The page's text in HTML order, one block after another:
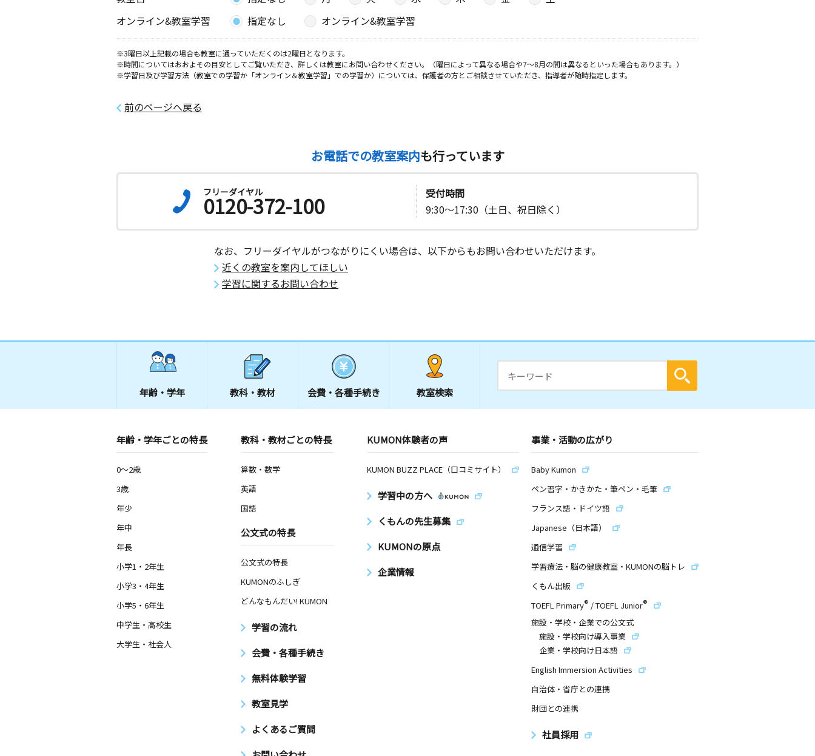
千葉県船橋市習志野台２丁目４４‐２
北習志野駅西口教室
月 火 水 木 金 土
日
2歳～高校生
高根台第二小前教室
火 木 金 土
日
千葉県船橋市高根台４丁目２３－１９ 東海ビル
船橋日大前教室
水 木 金 土 日
西習志野教室
金 土
千葉県船橋市西習志野１丁目３８－１１ 佐藤テ
ラス２号
月 火 金
日
2歳～高校生
金
千葉県船橋市二宮２丁目４９－６ グランディー
金 土 日
千葉県船橋市高根台１丁目２ Ｐ－１０５
緑が丘西１丁目教室
金 土
日
千葉県八千代市緑が丘西１丁目１７－３
オンライン&教室学習
指定なし オンライン&教室学習
※3曜日以上記載の場合も教室に通っていただくのは2曜日となります。
※時間についてはおおよその目安としてご覧いただき、詳しくは教室にお問い合わせください。（曜日によって異なる場合や7～8月の間は異なるといった場合もあります。）
※学習日及び学習方法（教室での学習か「オンライン＆教室学習」での学習か）については、保護者の方とご相談させていただき、指導者が随時指定します。
前のページへ戻る
お電話での教室案内も行っています
フリーダイヤル
0120-372-100
受付時間
9:30～17:30（土日、祝日除く）
なお、フリーダイヤルがつながりにくい場合は、以下からもお問い合わせいただけます。
近くの教室を案内してほしい
学習に関するお問い合わせ
年齢・学年 教科・教材 会費・ 各種手続き 教室検索
年齢・学年ごとの特長
0～2歳
3歳
年少
年中
年長
小学1・2年生
小学3・4年生
小学5・6年生
中学生・高校生
大学生・社会人
教科・教材ごとの特長
算数・数学
英語
国語
公文式の特長
公文式の特長
KUMONのふしぎ
どんなもんだい! KUMON
学習の流れ
会費・各種手続き
無料体験学習
教室見学
よくあるご質問
KUMON体験者の声
KUMON BUZZ PLACE（口コミサイト）
学習中の方へ
くもんの先生募集
KUMONの原点
企業情報
事業・活動の広がり
Baby Kumon
ペン習字・かきかた・筆ペン・毛筆
フランス語・ドイツ語
Japanese（日本語）
通信学習
学習療法・脳の健康教室・KUMONの脳トレ
くもん出版
TOEFL Primary® /TOEFL Junior®
施設・学校・企業での公文式
施設・学校向け導入事業
企業・学校向け日本語
English Immersion Activities
自治体・省庁との連携
財団との連携
社員採用